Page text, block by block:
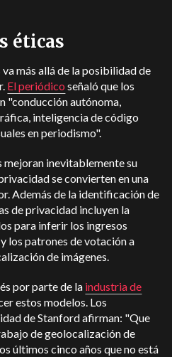
éticas
más allá de la posibilidad de
El periódico señaló que los
"conducción autónoma,
inteligencia de código
en periodismo".
mejoran inevitablemente su
se convierten en una
Además de la identificación de
de privacidad incluyen la
para inferir los ingresos
los patrones de votación a
de imágenes.
por parte de la industria de
estos modelos. Los
de Stanford afirman: "Que
de geolocalización de
últimos cinco años que no está